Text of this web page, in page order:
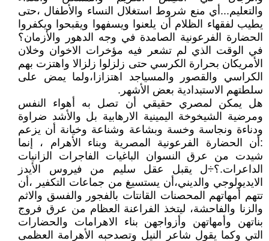
والتعليم...أي منع شروط استغلال النساء والأطفال ،حتى
يطيب لفقهاء الظلام أن يلعنوا ويسفهوا ويقبحوا ويكفروا
الحضارة الفرعونية الصامدة في وجه الدهور والأزمان؟
في الوقت الذي لم تشعر فيه مؤخرات الاخوان وخلان
الأمريكان بحرارة الكرسي حتى زلزلوا زلزالا واهتزت بهم
الكراسي والقصور والمسياجد اهتزازا،ولما يمض على
سلطتهم الاستبدادية بعض الأشهر.
هل يمكن لمصري حقيقي أن تصل به أهواء النفس
ومرضية الشيخوخة اليمينية الارهابية بل والأشد ضراوة
ودناءة ونجاسة وخسة وبشاعة وشناعة وخيانة أن يزعم
:أن الحضارة الفرعونية المصرية وبناء الأهرام ، إنما
شيدت من عرق النسوان الباغيات الفاجرات الزانيات
الداعرات.؟÷ل يقبل عقل سليم من فيروس الأيدز
الايديولوجي والديني،أن يستسيغ من جماعات التكفير ،أن
تتهم أمهاتهم المحصنات القانتات بالفجور والفسق والاثم
والزنا والفاحشة، ليتخذ الفراعنة العظام من عرق فروج
بناتهن وأمهاتهن وأزواجهن بناء الاهرامات والحضارات
التي وكما يقول شاعر النيل وتصدحبه الأهرامة العظمى